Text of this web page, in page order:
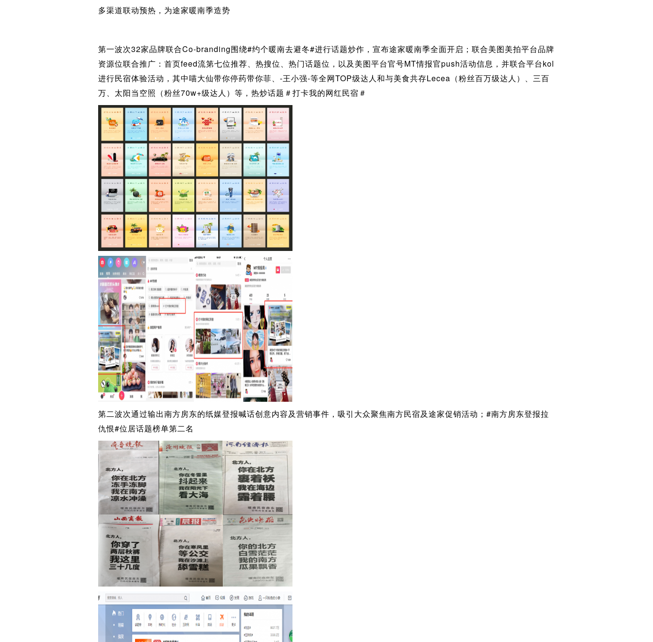
多渠道联动预热，为途家暖南季造势
第一波次32家品牌联合Co-branding围绕#约个暖南去避冬#进行话题炒作，宣布途家暖南季全面开启；联合美图美拍平台品牌
资源位联合推广：首页feed流第七位推荐、热搜位、热门话题位，以及美图平台官号MT情报官push活动信息，并联合平台kol
进行民宿体验活动，其中喵大仙带你停药带你菲、-王小强-等全网TOP级达人和与美食共存Lecea（粉丝百万级达人）、三百
万、太阳当空照（粉丝70w+级达人）等，热炒话题＃打卡我的网红民宿＃
第二波次通过输出南方房东的纸媒登报喊话创意内容及营销事件，吸引大众聚焦南方民宿及途家促销活动；#南方房东登报拉
仇恨#位居话题榜单第二名